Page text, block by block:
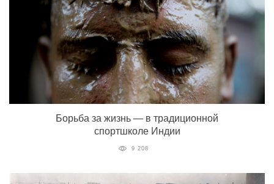
Борьба за жизнь — в традиционной
спортшколе Индии
9 208